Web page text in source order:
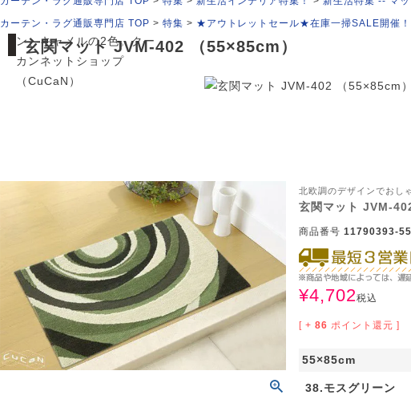
カーテン・ラグ通販専門店 TOP
特集 ★アウトレットセール★在庫一掃SALE開催！
玄関マット JVM-402 （55×85cm）
す。カラーはモスグリー
ン、キャメルの2色。クー
カンネットショップ
（CuCaN）
北欧調のデザインでおし
玄関マット JVM-
商品番号 11790393-
¥4,702税込
[ + 86 ポイント還元 ]
55×85cm
38.モスグリーン